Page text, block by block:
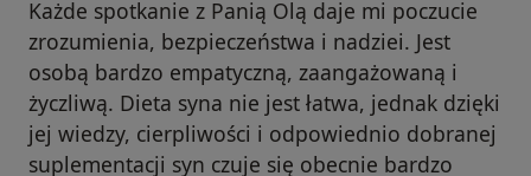
Każde spotkanie z Panią Olą daje mi poczucie
zrozumienia, bezpieczeństwa i nadziei. Jest
osobą bardzo empatyczną, zaangażowaną i
życzliwą. Dieta syna nie jest łatwa, jednak dzięki
jej wiedzy, cierpliwości i odpowiednio dobranej
suplementacji syn czuje się obecnie bardzo